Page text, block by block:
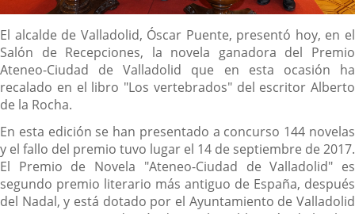
Descripción
El alcalde de Valladolid, Óscar Puente, presentó hoy, en el
Salón de Recepciones, la novela ganadora del Premio
Ateneo-Ciudad de Valladolid que en esta ocasión ha
recalado en el libro "Los vertebrados" del escritor Alberto
de la Rocha.
En esta edición se han presentado a concurso 144 novelas
y el fallo del premio tuvo lugar el 14 de septiembre de 2017.
El Premio de Novela "Ateneo-Ciudad de Valladolid" es
segundo premio literario más antiguo de España, después
del Nadal, y está dotado por el Ayuntamiento de Valladolid